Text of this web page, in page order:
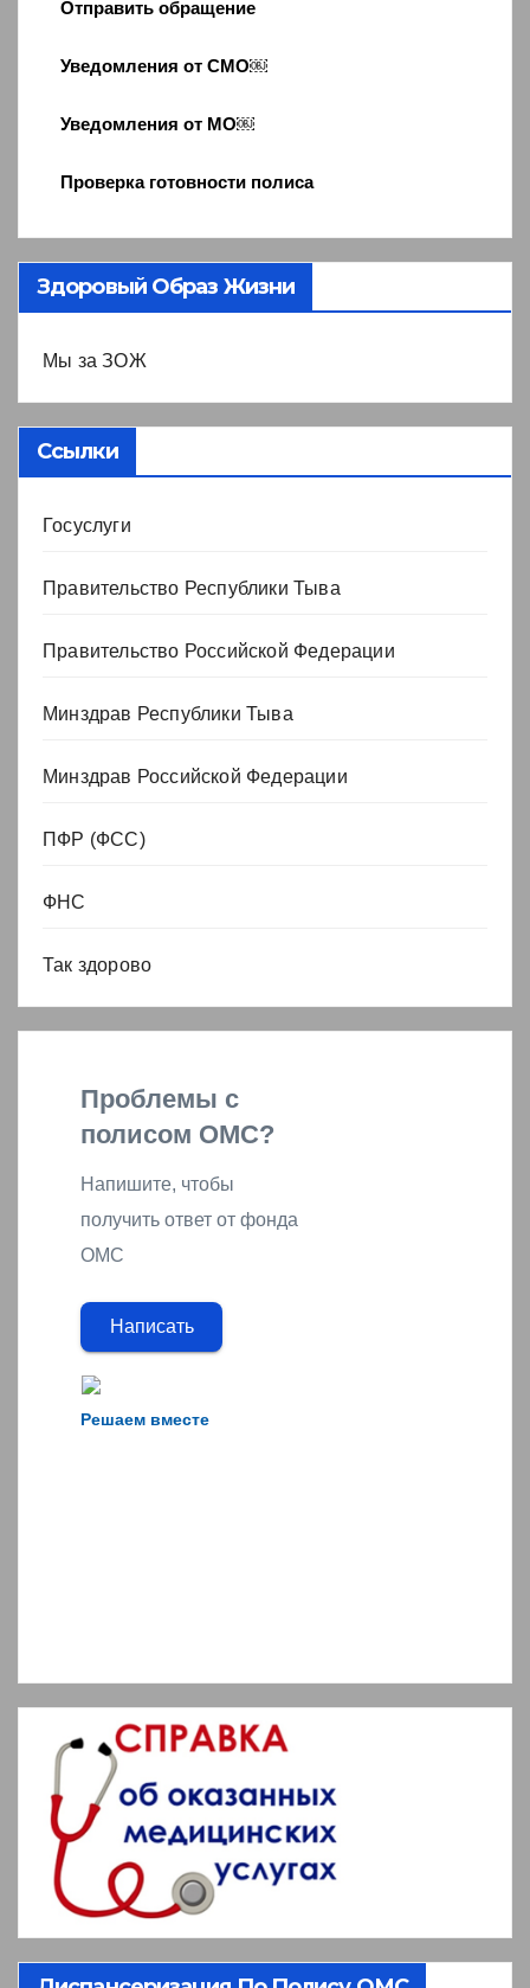
Отправить обращение
Уведомления от СМО￼
Уведомления от МО￼
Проверка готовности полиса
Здоровый Образ Жизни
Мы за ЗОЖ
Ссылки
Госуслуги
Правительство Республики Тыва
Правительство Российской Федерации
Минздрав Республики Тыва
Минздрав Российской Федерации
ПФР (ФСС)
ФНС
Так здорово
Решаем вместе
Проблемы с
полисом ОМС?
Напишите, чтобы
получить ответ от фонда
ОМС
Написать